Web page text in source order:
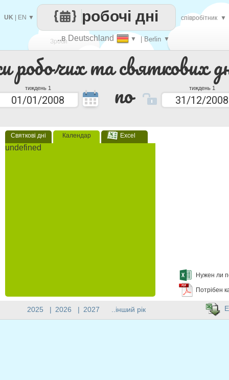
робочих та святкових
тиждень 1 по тиждень 1
Святкові дні Календар Excel
undefined
Нужен ли
Потрібен
Зроби
кожен
..в Deutschland ▼ | Berlin ▼
робочі дні
UK EN ▼ співробітник ▼
2025 | 2026 | 2027 ..інший рік